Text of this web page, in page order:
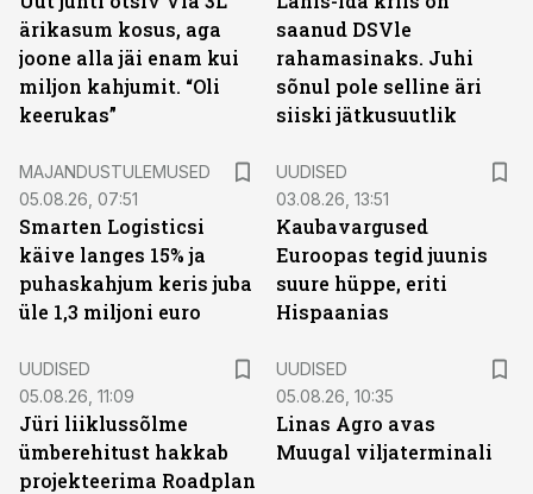
ärikasum kosus, aga
joone alla jäi enam kui
miljon kahjumit. “Oli
keerukas”
saanud DSVle
rahamasinaks. Juhi
sõnul pole selline äri
siiski jätkusuutlik
MAJANDUSTULEMUSED
05.08.26, 07:51
Smarten Logisticsi
käive langes 15% ja
puhaskahjum keris juba
üle 1,3 miljoni euro
UUDISED
03.08.26, 13:51
Kaubavargused
Euroopas tegid juunis
suure hüppe, eriti
Hispaanias
UUDISED
05.08.26, 11:09
Jüri liiklussõlme
ümberehitust hakkab
projekteerima Roadplan
UUDISED
05.08.26, 10:35
Linas Agro avas
Muugal viljaterminali